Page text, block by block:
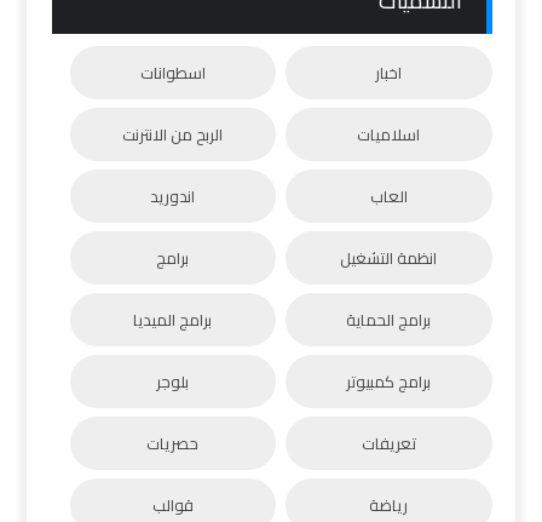
اخبار اسطوانات
اسلاميات الربح من الانترنت
العاب اندوريد
انظمة التشغيل برامج
برامج الحماية برامج الميديا
برامج كمبيوتر بلوجر
تعريفات حصريات
رياضة قوالب